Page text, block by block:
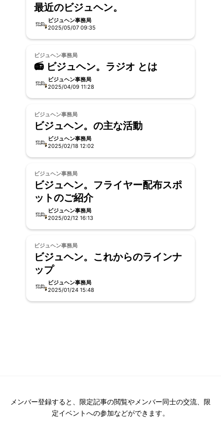
最近のビジュヘン。
ビジュヘン事務局
2025/05/07 09:35
ビジュヘン事務局
📻 ビジュヘン。ラジオ とは
ビジュヘン事務局
2025/04/09 11:28
ビジュヘン事務局
ビジュヘン。の主な活動
ビジュヘン事務局
2025/02/18 12:02
ビジュヘン事務局
ビジュヘン。フライヤー配布スポ
ットのご紹介
ビジュヘン事務局
2025/02/12 16:13
ビジュヘン事務局
ビジュヘン。これからのラインナ
ップ
ビジュヘン事務局
2025/01/24 15:48
メンバー登録すると、限定記事の閲覧やメンバー同士の交流、限
定イベントへの参加などができます。